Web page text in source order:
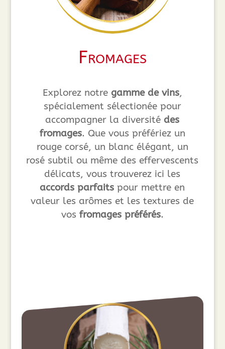
Fromages
Explorez notre gamme de vins,
spécialement sélectionée pour
accompagner la diversité des
fromages. Que vous préfériez un
rouge corsé, un blanc élégant, un
rosé subtil ou même des effervescents
délicats, vous trouverez ici les
accords parfaits pour mettre en
valeur les arômes et les textures de
vos fromages préférés.